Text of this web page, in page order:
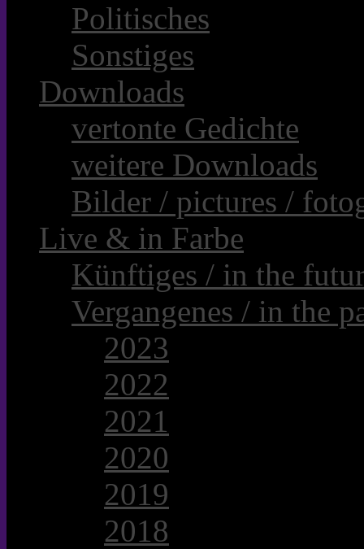
Politisches
Sonstiges
Downloads
vertonte Gedichte
weitere Downloads
Bilder / pictures /
Live & in Farbe
Künftiges / in the
Vergangenes / in the
2023
2022
2021
2020
2019
2018